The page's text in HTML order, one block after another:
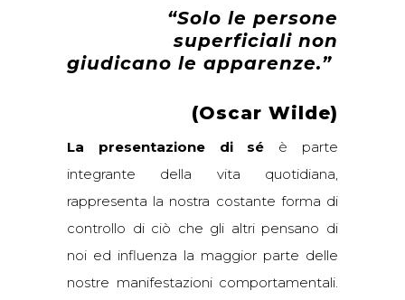
“Solo le persone
superficiali non
giudicano le apparenze.”
(Oscar Wilde)
La presentazione di sé è parte
integrante della vita quotidiana,
rappresenta la nostra costante forma di
controllo di ciò che gli altri pensano di
noi ed influenza la maggior parte delle
nostre manifestazioni comportamentali.